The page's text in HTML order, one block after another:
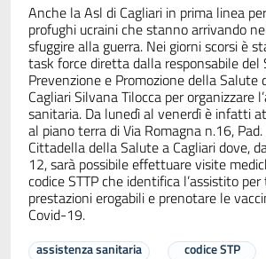
Anche la Asl di Cagliari in prima linea
profughi ucraini che stanno arrivando
sfuggire alla guerra. Nei giorni scorsi è
task force diretta dalla responsabile del
Prevenzione e Promozione della Salute
Cagliari Silvana Tilocca per organizzare
sanitaria. Da lunedì al venerdì è infatti
al piano terra di Via Romagna n.16, Pad.
Cittadella della Salute a Cagliari dove,
12, sarà possibile effettuare visite
codice STTP che identifica l’assistito
prestazioni erogabili e prenotare le
Covid-19.
assistenza sanitaria
codice STP